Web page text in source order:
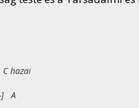
hazai
] A